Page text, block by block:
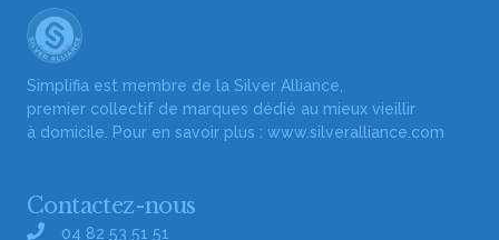
Simplifia est membre de la Silver Alliance,
premier collectif de marques dédié au mieux vieillir
à domicile. Pour en savoir plus : www.silveralliance.com
Contactez-nous
04 82 53 51 51